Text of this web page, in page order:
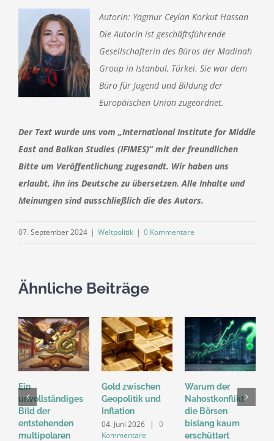
Autorin: Yagmur Ceylan Korkut Hassan
Die Autorin ist geschäftsführende
Gesellschafterin des Büros der Madinah
Group in Istanbul, Türkei. Sie war dem
Büro für Jugend und Bildung der
Europäischen Union zugeordnet.
Der Text wurde uns vom „International Institute for Middle
East and Balkan Studies (IFIMES)“ mit der freundlichen
Bitte um Veröffentlichung zugesandt. Wir haben uns
erlaubt, ihn ins Deutsche zu übersetzen. Alle Inhalte und
Meinungen sind ausschließlich die des Autors.
07. September 2024 | Weltpolitik | 0 Kommentare
Ähnliche Beiträge
Ein
unvollständiges
Bild der
entstehenden
multipolaren
Gold zwischen
Geopolitik und
Inflation
04. Juni 2026 |
0
Kommentare
Warum der
Nahostkonflikt
die Börsen
bislang kaum
erschüttert